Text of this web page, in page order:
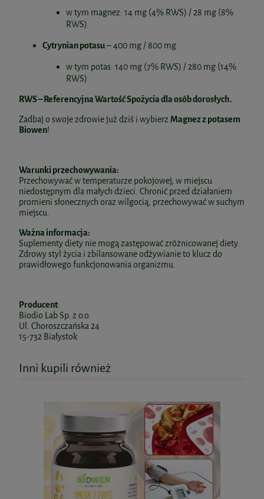
w tym magnez: 14 mg (4% RWS) / 28 mg (8%
RWS)
Cytrynian potasu– 400 mg / 800 mg
w tym potas: 140 mg (7% RWS) / 280 mg (14%
RWS)
RWS – Referencyjna Wartość Spożycia dla osób dorosłych.
Zadbaj o swoje zdrowie już dziś i wybierz Magnez z potasem
Biowen!
Warunki przechowywania:
Przechowywać w temperaturze pokojowej, w miejscu
niedostępnym dla małych dzieci. Chronić przed działaniem
promieni słonecznych oraz wilgocią, przechowywać w suchym
miejscu.
Ważna informacja:
Suplementy diety nie mogą zastępować zróżnicowanej diety.
Zdrowy styl życia i zbilansowane odżywianie to klucz do
prawidłowego funkcjonowania organizmu.
Producent:
Biodio Lab Sp. z o.o.
Ul. Choroszczańska 24
15-732 Białystok
Inni kupili również